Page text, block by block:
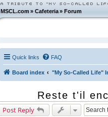
MSCL.com»Cafeteria »Forum
Quick links FAQ
Board index "My So-Called Life"
Reste t'il
Post Reply